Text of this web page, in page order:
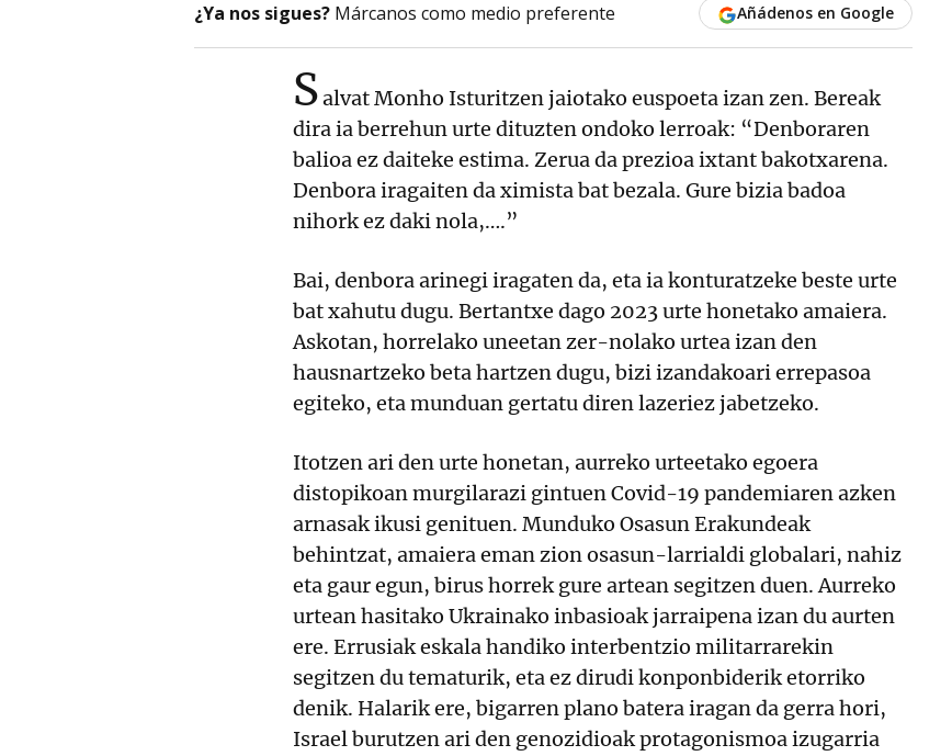
¿Ya nos sigues? Márcanos como medio preferente Añádenos en Google
Salvat Monho Isturitzen jaiotako euspoeta izan zen. Bereak
dira ia berrehun urte dituzten ondoko lerroak: “Denboraren
balioa ez daiteke estima. Zerua da prezioa ixtant bakotxarena.
Denbora iragaiten da ximista bat bezala. Gure bizia badoa
nihork ez daki nola,….”
Bai, denbora arinegi iragaten da, eta ia konturatzeke beste urte
bat xahutu dugu. Bertantxe dago 2023 urte honetako amaiera.
Askotan, horrelako uneetan zer-nolako urtea izan den
hausnartzeko beta hartzen dugu, bizi izandakoari errepasoa
egiteko, eta munduan gertatu diren lazeriez jabetzeko.
Itotzen ari den urte honetan, aurreko urteetako egoera
distopikoan murgilarazi gintuen Covid-19 pandemiaren azken
arnasak ikusi genituen. Munduko Osasun Erakundeak
behintzat, amaiera eman zion osasun-larrialdi globalari, nahiz
eta gaur egun, birus horrek gure artean segitzen duen. Aurreko
urtean hasitako Ukrainako inbasioak jarraipena izan du aurten
ere. Errusiak eskala handiko interbentzio militarrarekin
segitzen du tematurik, eta ez dirudi konponbiderik etorriko
denik. Halarik ere, bigarren plano batera iragan da gerra hori,
Israel burutzen ari den genozidioak protagonismoa izugarria